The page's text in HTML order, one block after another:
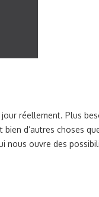
réellement. Plus
d’autres choses
nous ouvre des